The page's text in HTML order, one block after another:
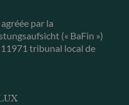
par la
(« BaFin »)
tribunal local de